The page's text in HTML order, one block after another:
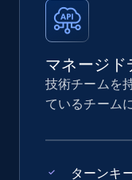
マネージド
技術チームを
ているチーム
ターンキ